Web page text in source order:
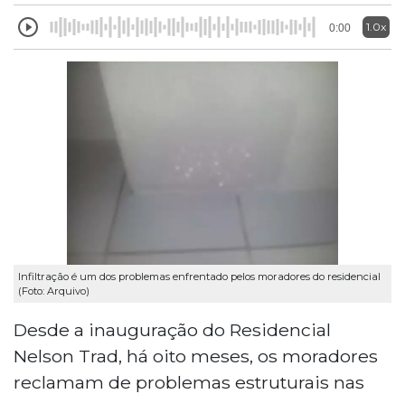
0:00 1.0x
Infiltração é um dos problemas enfrentado pelos moradores do residencial
(Foto: Arquivo)
Desde a inauguração do Residencial
Nelson Trad, há oito meses, os moradores
reclamam de problemas estruturais nas